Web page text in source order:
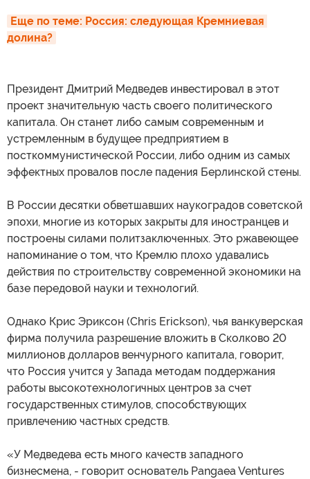
Еще по теме: Россия: следующая Кремниевая
долина?
Президент Дмитрий Медведев инвестировал в этот
проект значительную часть своего политического
капитала. Он станет либо самым современным и
устремленным в будущее предприятием в
посткоммунистической России, либо одним из самых
эффектных провалов после падения Берлинской стены.
В России десятки обветшавших наукоградов советской
эпохи, многие из которых закрыты для иностранцев и
построены силами политзаключенных. Это ржавеющее
напоминание о том, что Кремлю плохо удавались
действия по строительству современной экономики на
базе передовой науки и технологий.
Однако Крис Эриксон (Chris Erickson), чья ванкуверская
фирма получила разрешение вложить в Сколково 20
миллионов долларов венчурного капитала, говорит,
что Россия учится у Запада методам поддержания
работы высокотехнологичных центров за счет
государственных стимулов, способствующих
привлечению частных средств.
«У Медведева есть много качеств западного
бизнесмена, - говорит основатель Pangaea Ventures